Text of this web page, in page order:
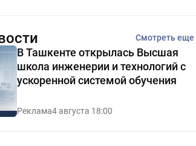
Смотреть еще
В Ташкенте открылась Высшая
школа инженерии и технологий с
ускоренной системой обучения
Реклама4 августа 18:00